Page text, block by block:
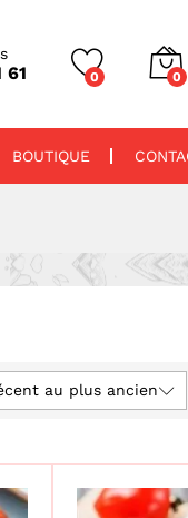
61 0 0
BOUTIQUE
au plus ancien